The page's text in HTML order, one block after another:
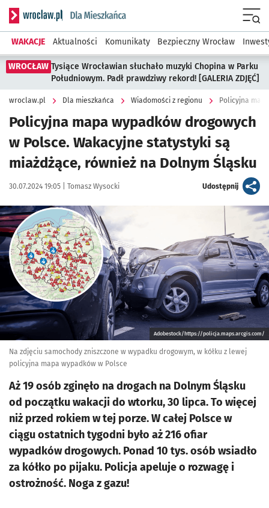
Serwis informacyjny wroclaw.pl podserwis: Dla mieszkańca
WAKACJE Aktualności Komunikaty Bezpieczny Wrocław
WROCŁAW Tysiące Wrocławian słuchało muzyki Chopina w Parku
Południowym. Padł prawdziwy rekord! [GALERIA ZDJĘĆ]
wroclaw.pl Dla mieszkańca Wiadomości z regionu Policyjna
Policyjna mapa wypadków drogowych
w Polsce. Wakacyjne statystyki są
miażdżące, również na Dolnym Śląsku
Data publikacji:
30.07.2024 19:05 | Autor:
Tomasz Wysocki Udostępnijartykuł
Kliknij, aby powiększyć
Adobestock/https://policja.maps.arcgis.com/
Na zdjęciu samochody zniszczone w wypadku drogowym, w kółku z lewej
policyjna mapa wypadków w Polsce
Aż 19 osób zginęło na drogach na Dolnym Śląsku
od początku wakacji do wtorku, 30 lipca. To więcej
niż przed rokiem w tej porze. W całej Polsce w
ciągu ostatnich tygodni było aż 216 ofiar
wypadków drogowych. Ponad 10 tys. osób wsiadło
za kółko po pijaku. Policja apeluje o rozwagę i
ostrożność. Noga z gazu!